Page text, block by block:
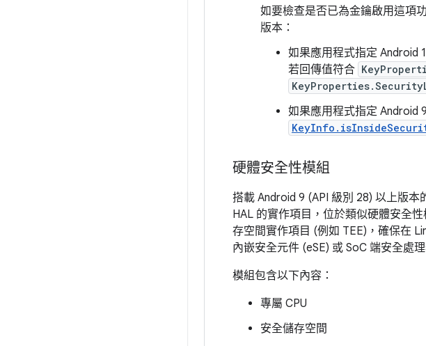
如要檢查是否已為金鑰啟用這項
版本：
如果應用程式指定 Android
若回傳值符合
如果應用程式指定 Android
硬體安全性模組
搭載 Android 9 (API 級別 28) 以上版本
HAL 的實作項目，位於類似硬體安全
存空間實作項目 (例如 TEE)，確保在
內嵌安全元件 (eSE) 或 SoC 端安全處理
模組包含以下內容：
專屬 CPU
安全儲存空間